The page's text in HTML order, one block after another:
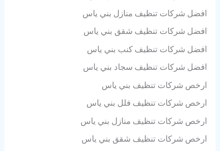
افضل شركات تنظيف منازل بني ياس
افضل شركات تنظيف شقق بني ياس
افضل شركات تنظيف كنب بني ياس
افضل شركات تنظيف سجاد بني ياس
ارخص شركات تنظيف بني ياس
ارخص شركات تنظيف فلل بني ياس
ارخص شركات تنظيف منازل بني ياس
ارخص شركات تنظيف شقق بني ياس